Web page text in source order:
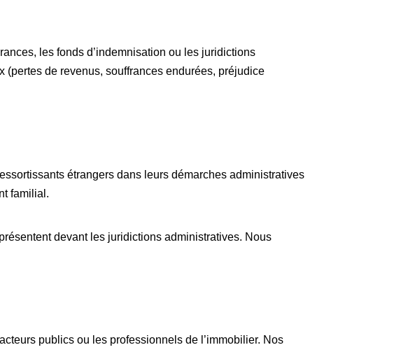
les fonds d’indemnisation ou les juridictions
de revenus, souffrances endurées, préjudice
étrangers dans leurs démarches administratives
familial.
devant les juridictions administratives. Nous
publics ou les professionnels de l’immobilier. Nos